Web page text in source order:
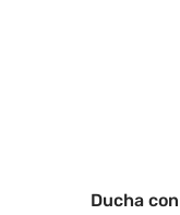
Ducha